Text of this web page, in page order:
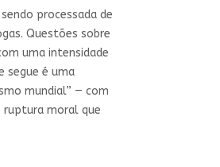
processada de
Questões sobre
uma intensidade
segue é uma
mundial” — com
ruptura moral que